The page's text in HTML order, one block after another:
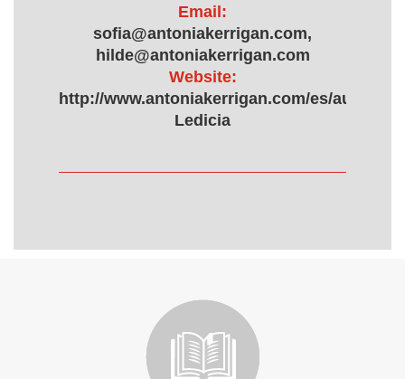
Email:
sofia@antoniakerrigan.com,
hilde@antoniakerrigan.com
Website:
http://www.antoniakerrigan.com/es/autor/
Ledicia